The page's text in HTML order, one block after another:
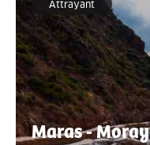
Attrayant
Maras - Moray